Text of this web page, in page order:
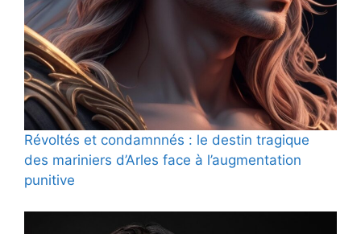
Révoltés et condamnnés : le destin tragique
des mariniers d’Arles face à l’augmentation
punitive